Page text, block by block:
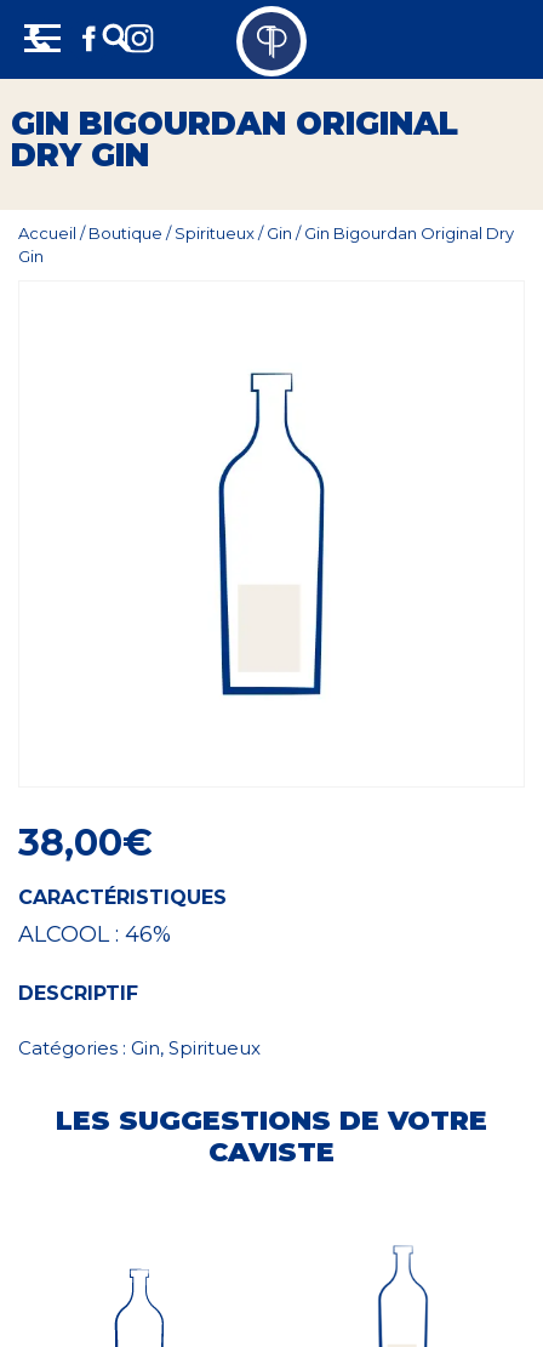
content
GIN BIGOURDAN ORIGINAL
DRY GIN
Accueil /Boutique /Spiritueux/Gin /Gin Bigourdan Original Dry
Gin
38,00€
CARACTÉRISTIQUES
ALCOOL : 46%
DESCRIPTIF
Catégories : Gin, Spiritueux
LES SUGGESTIONS DE VOTRE
CAVISTE
Champagne
Whisky
Panneau de gestion des cookies